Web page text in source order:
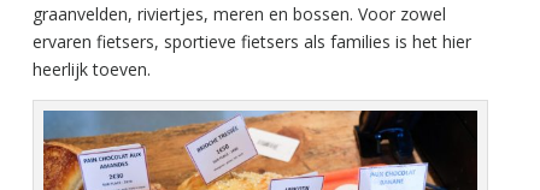
graanvelden, riviertjes, meren en bossen. Voor zowel
ervaren fietsers, sportieve fietsers als families is het hier
heerlijk toeven.